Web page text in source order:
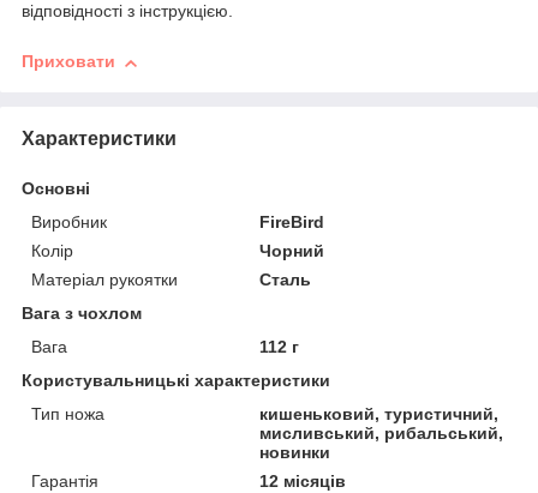
відповідності з інструкцією.
Приховати
Характеристики
Основні
Виробник
FireBird
Колір
Чорний
Матеріал рукоятки
Сталь
Вага з чохлом
Вага
112 г
Користувальницькі характеристики
Тип ножа
кишеньковий, туристичний,
мисливський, рибальський,
новинки
Гарантія
12 місяців